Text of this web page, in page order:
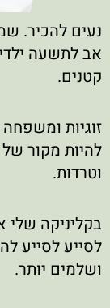
נעים להכיר.
אב לתשעה
קטנים.
זוגיות
להיות מקור
וטרדות.
בקליניקה שלי
לסייע לסייע
ושלמים יותר.